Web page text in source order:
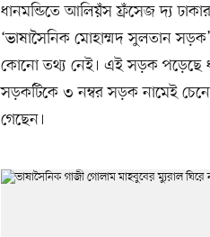
ধানমন্ডিতে আলিয়ঁস ফ্রঁসেজ দ্য
‘ভাষাসৈনিক মোহাম্মদ সুলতান
কোনো তথ্য নেই। এই সড়ক পড়েছে
সড়কটিকে ৩ নম্বর সড়ক নামেই
গেছেন।